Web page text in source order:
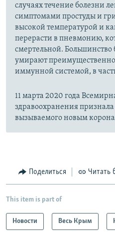
случаях течение болезни
симптомами простуды и
высокой температурой и
перерасти в пневмонию,
смертельной. Большинство
умирают
иммунной системой, в
11 марта 2020 года
здравоохранения
вызываемого новым
Поделиться Читать
This item is part of
Новости Весь Крым